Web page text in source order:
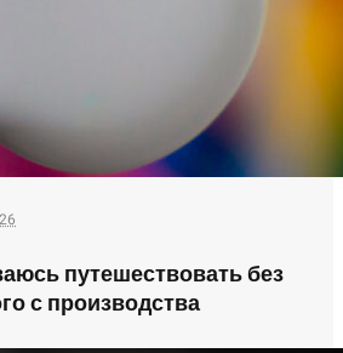
путешествовать без
с производства